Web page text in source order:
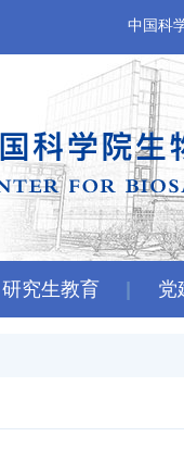
中国科
研究生教育 党